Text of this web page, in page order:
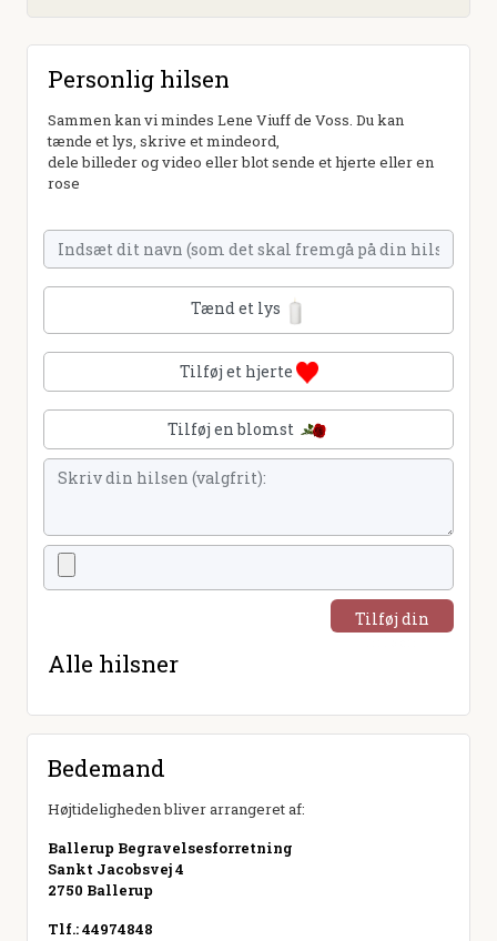
Personlig hilsen
Sammen kan vi mindes Lene Viuff de Voss. Du kan
tænde et lys, skrive et mindeord,
dele billeder og video eller blot sende et hjerte eller en
rose
Tænd et lys
Tilføj et hjerte
Tilføj en blomst
Tilføj din
Alle hilsner
Bedemand
Højtideligheden bliver arrangeret af:
Ballerup Begravelsesforretning
Sankt Jacobsvej 4
2750 Ballerup
Tlf.: 44974848